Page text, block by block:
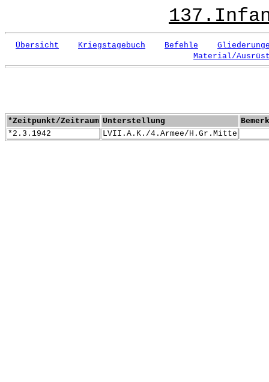
Übersicht Kriegstagebuch Befehle
Material/
*Zeitpunkt/Zeitraum Unterstellung
*2.3.1942
LVII.A.K./4.Armee/H.Gr.Mitte